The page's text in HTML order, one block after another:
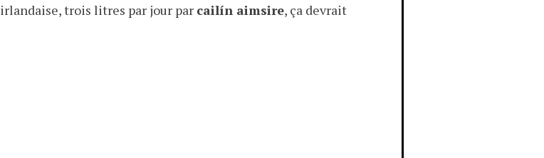
irlandaise, trois litres par jour par cailín aimsire, ça devrait